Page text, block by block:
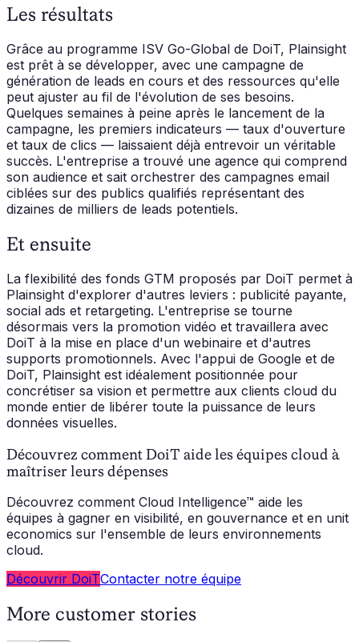
Les résultats
Grâce au programme ISV Go-Global de DoiT, Plainsight
est prêt à se développer, avec une campagne de
génération de leads en cours et des ressources qu'elle
peut ajuster au fil de l'évolution de ses besoins.
Quelques semaines à peine après le lancement de la
campagne, les premiers indicateurs — taux d'ouverture
et taux de clics — laissaient déjà entrevoir un véritable
succès. L'entreprise a trouvé une agence qui comprend
son audience et sait orchestrer des campagnes email
ciblées sur des publics qualifiés représentant des
dizaines de milliers de leads potentiels.
Et ensuite
La flexibilité des fonds GTM proposés par DoiT permet à
Plainsight d'explorer d'autres leviers : publicité payante,
social ads et retargeting. L'entreprise se tourne
désormais vers la promotion vidéo et travaillera avec
DoiT à la mise en place d'un webinaire et d'autres
supports promotionnels. Avec l'appui de Google et de
DoiT, Plainsight est idéalement positionnée pour
concrétiser sa vision et permettre aux clients cloud du
monde entier de libérer toute la puissance de leurs
données visuelles.
Découvrez comment DoiT aide les équipes cloud à
maîtriser leurs dépenses
Découvrez comment Cloud Intelligence™ aide les
équipes à gagner en visibilité, en gouvernance et en unit
economics sur l'ensemble de leurs environnements
cloud.
Découvrir DoiTContacter notre équipe
More customer stories